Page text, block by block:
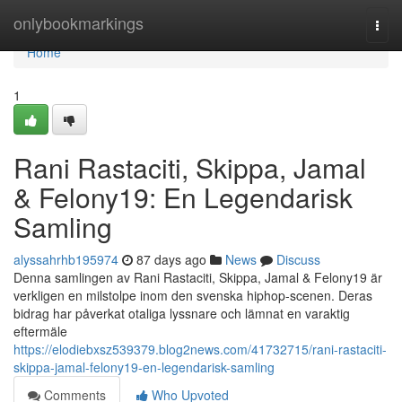
onlybookmarkings
Home
Home
1
Rani Rastaciti, Skippa, Jamal
& Felony19: En Legendarisk
Samling
alyssahrhb195974 87 days ago News
Discuss
Denna samlingen av Rani Rastaciti, Skippa, Jamal & Felony19 är
verkligen en milstolpe inom den svenska hiphop-scenen. Deras
bidrag har påverkat otaliga lyssnare och lämnat en varaktig
eftermäle
https://elodiebxsz539379.blog2news.com/41732715/rani-rastaciti-
skippa-jamal-felony19-en-legendarisk-samling
Comments
Who Upvoted